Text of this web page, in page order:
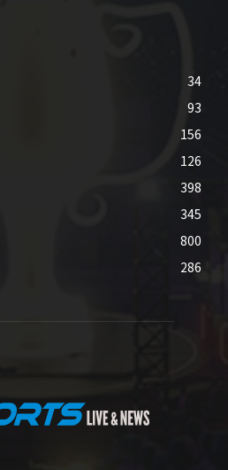
34
93
156
126
398
345
800
286